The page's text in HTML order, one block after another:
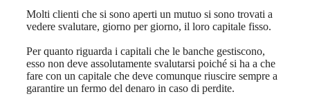
Molti clienti che si sono aperti un mutuo si sono trovati a
vedere svalutare, giorno per giorno, il loro capitale fisso.
Per quanto riguarda i capitali che le banche gestiscono,
esso non deve assolutamente svalutarsi poiché si ha a che
fare con un capitale che deve comunque riuscire sempre a
garantire un fermo del denaro in caso di perdite.